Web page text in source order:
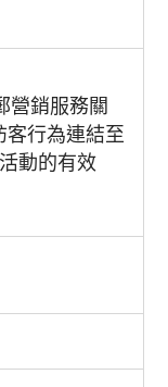
營銷服務關
客行為連結至
動的有效